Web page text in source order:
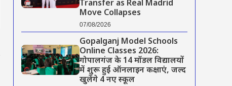
Transfer as Real Madrid
Move Collapses
07/08/2026
Gopalganj Model Schools
Online Classes 2026:
गोपालगंज के 14 मॉडल विद्यालयों
में शुरू हुई ऑनलाइन कक्षाएं, जल्द
खुलेंगे 4 नए स्कूल